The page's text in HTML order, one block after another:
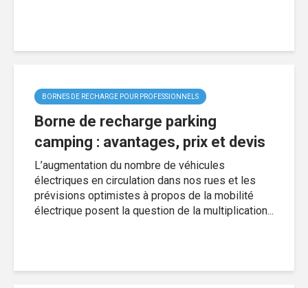
BORNES DE RECHARGE POUR PROFESSIONNELS
Borne de recharge parking
camping : avantages, prix et devis
L’augmentation du nombre de véhicules
électriques en circulation dans nos rues et les
prévisions optimistes à propos de la mobilité
électrique posent la question de la multiplication...